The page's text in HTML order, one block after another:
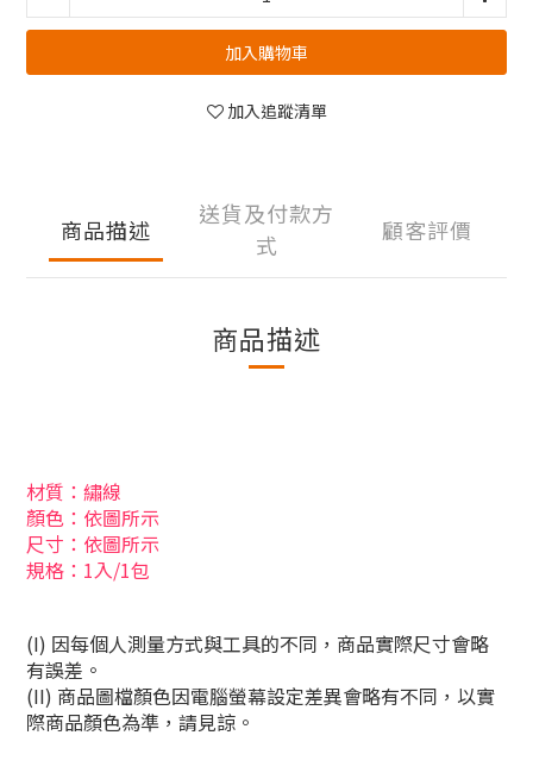
加入購物車
加入追蹤清單
商品描述
送貨及付款方
式
顧客評價
商品描述
材質：繡線
顏色：依圖所示
尺寸：依圖所示
規格：1入/1包
(I) 因每個人測量方式與工具的不同，商品實際尺寸會略
有誤差。
(II) 商品圖檔顏色因電腦螢幕設定差異會略有不同，以實
際商品顏色為準，請見諒。